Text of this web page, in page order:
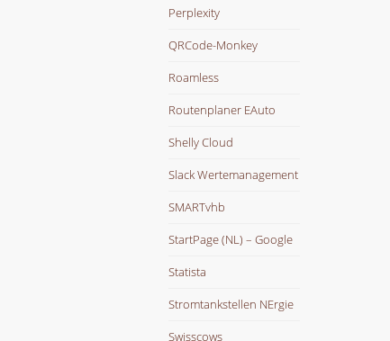
Perplexity
QRCode-Monkey
Roamless
Routenplaner EAuto
Shelly Cloud
Slack Wertemanagement
SMARTvhb
StartPage (NL) – Google
Statista
Stromtankstellen NErgie
Swisscows